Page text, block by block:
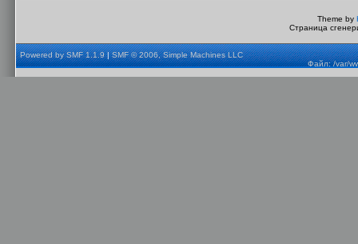
Theme by
Страница
Powered by SMF 1.1.9|SMF © 2006, Simple Machines LLC
Файл: /var/